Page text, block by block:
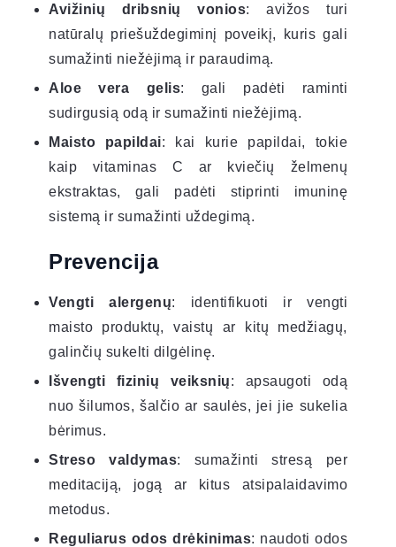
Avižinių dribsnių vonios: avižos turi
natūralų priešuždegiminį poveikį, kuris gali
sumažinti niežėjimą ir paraudimą.
Aloe vera gelis: gali padėti raminti
sudirgusią odą ir sumažinti niežėjimą.
Maisto papildai: kai kurie papildai, tokie
kaip vitaminas C ar kviečių želmenų
ekstraktas, gali padėti stiprinti imuninę
sistemą ir sumažinti uždegimą.
Prevencija
Vengti alergenų: identifikuoti ir vengti
maisto produktų, vaistų ar kitų medžiagų,
galinčių sukelti dilgėlinę.
Išvengti fizinių veiksnių: apsaugoti odą
nuo šilumos, šalčio ar saulės, jei jie sukelia
bėrimus.
Streso valdymas: sumažinti stresą per
meditaciją, jogą ar kitus atsipalaidavimo
metodus.
Reguliarus odos drėkinimas: naudoti odos